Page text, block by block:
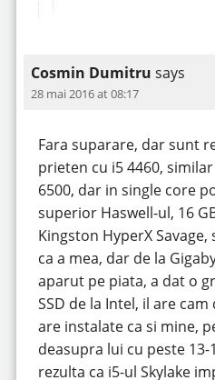
Cosmin Dumitru says
28 mai 2016 at 08:17
Fara suparare, dar sunt
prieten cu i5 4460,
6500, dar in single core
superior Haswell-ul, 16
Kingston HyperX Savage,
ca a mea, dar de la
aparut pe piata, a dat o
SSD de la Intel, il are
are instalate ca si mine,
deasupra lui cu peste
rezulta ca i5-ul Skylake